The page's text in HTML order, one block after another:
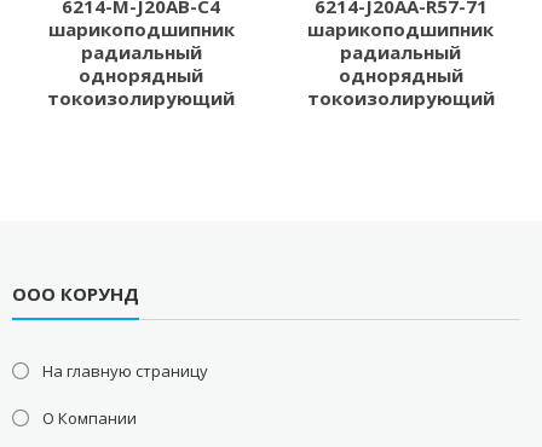
6214-M-J20AB-C4
шарикоподшипник
радиальный
однорядный
токоизолирующий
6214-J20AA-R57-71
шарикоподшипник
радиальный
однорядный
токоизолирующий
ООО КОРУНД
На главную страницу
О Компании